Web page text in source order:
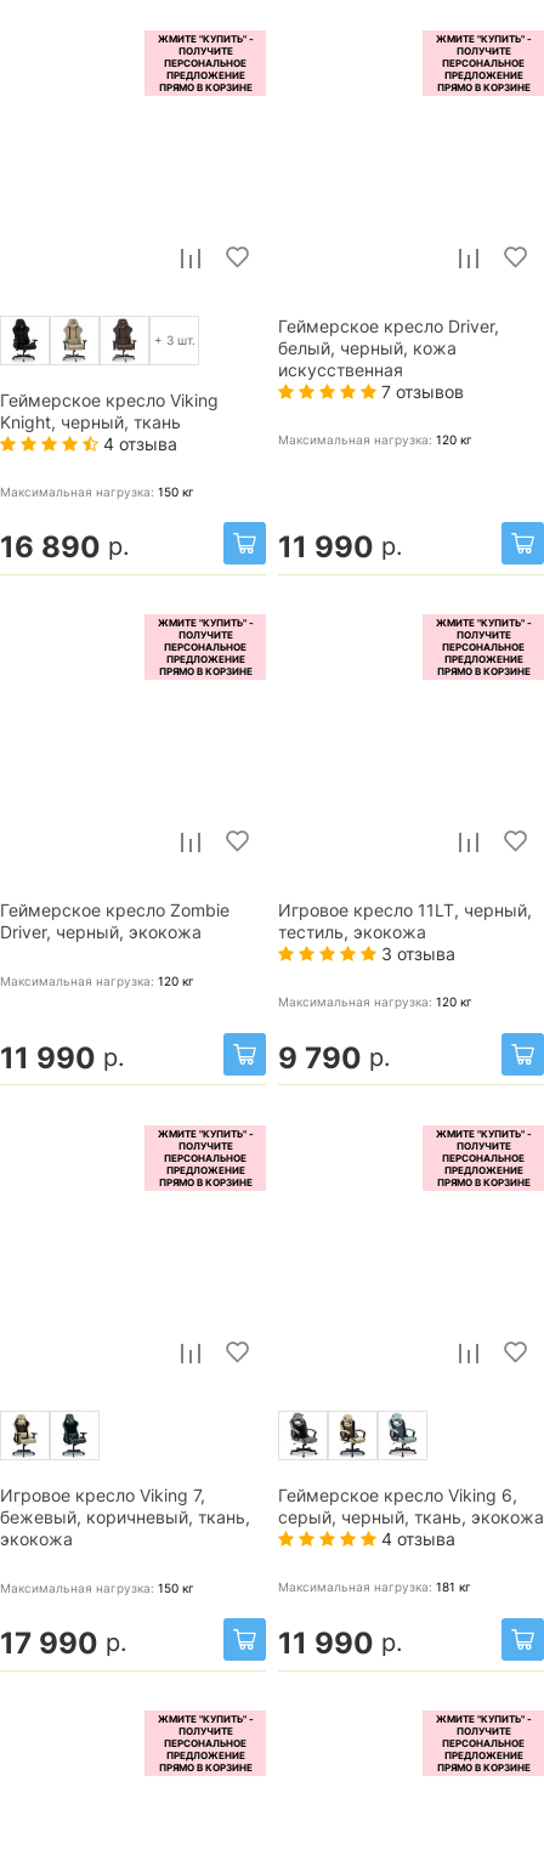
+ 3 шт.
Геймерское кресло Viking
Knight, черный, ткань
4 отзыва
Максимальная нагрузка: 150 кг
16 890 р.
Геймерское кресло Driver,
белый, черный, кожа
искусственная
7 отзывов
Максимальная нагрузка: 120 кг
11 990 р.
Геймерское кресло Zombie
Driver, черный, экокожа
Максимальная нагрузка: 120 кг
11 990 р.
Игровое кресло 11LT, черный,
тестиль, экокожа
3 отзыва
Максимальная нагрузка: 120 кг
9 790 р.
Игровое кресло Viking 7,
бежевый, коричневый, ткань,
экокожа
Максимальная нагрузка: 150 кг
17 990 р.
Геймерское кресло Viking 6,
серый, черный, ткань, экокожа
4 отзыва
Максимальная нагрузка: 181 кг
11 990 р.